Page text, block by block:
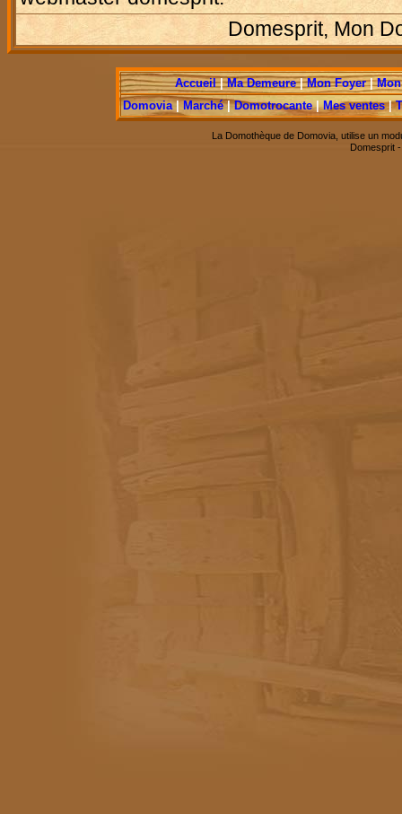
Domesprit, Mon
Accueil|Ma Demeure|Mon Foyer|
Domovia|Marché|Domotrocante|Mes ventes|
La Domothèque de Domovia, utilise un
Domesprit